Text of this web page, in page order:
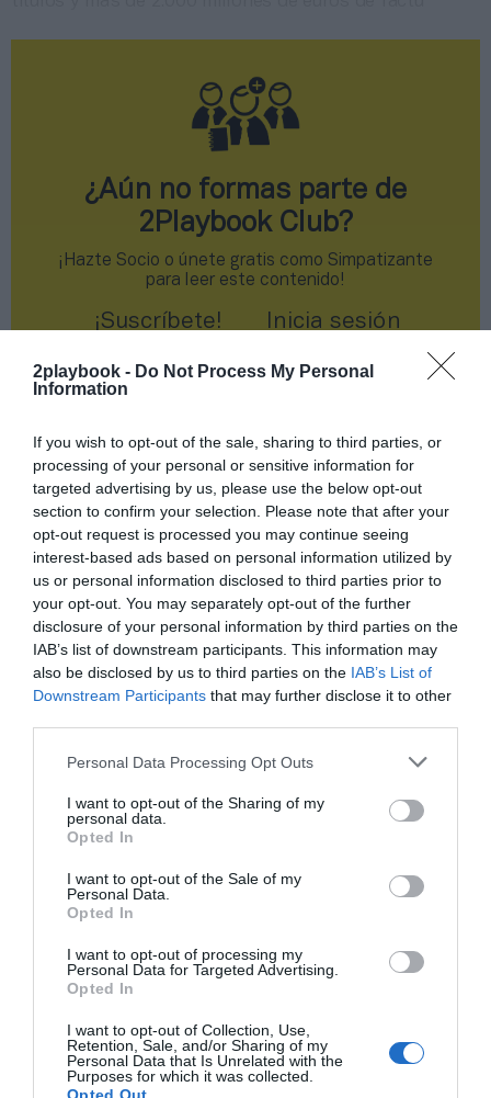
2playbook - Do Not Process My Personal
Information
If you wish to opt-out of the sale, sharing to third parties, or
processing of your personal or sensitive information for
targeted advertising by us, please use the below opt-out
section to confirm your selection. Please note that after your
opt-out request is processed you may continue seeing
interest-based ads based on personal information utilized by
us or personal information disclosed to third parties prior to
your opt-out. You may separately opt-out of the further
disclosure of your personal information by third parties on the
IAB’s list of downstream participants. This information may
also be disclosed by us to third parties on the IAB’s List of
Downstream Participants that may further disclose it to other
Personal Data Processing Opt Outs
I want to opt-out of the Sharing of my
personal data.
Opted In
I want to opt-out of the Sale of my
Personal Data.
Opted In
I want to opt-out of processing my
Personal Data for Targeted Advertising.
Opted In
I want to opt-out of Collection, Use,
Retention, Sale, and/or Sharing of my
Personal Data that Is Unrelated with the
Purposes for which it was collected.
Índex2P
Fifa
Federaciones
¿Aún no formas parte de
2Playbook Club?
¡Hazte Socio o únete gratis como Simpatizante
para leer este contenido!
¡Suscríbete! Inicia sesión
Compartir